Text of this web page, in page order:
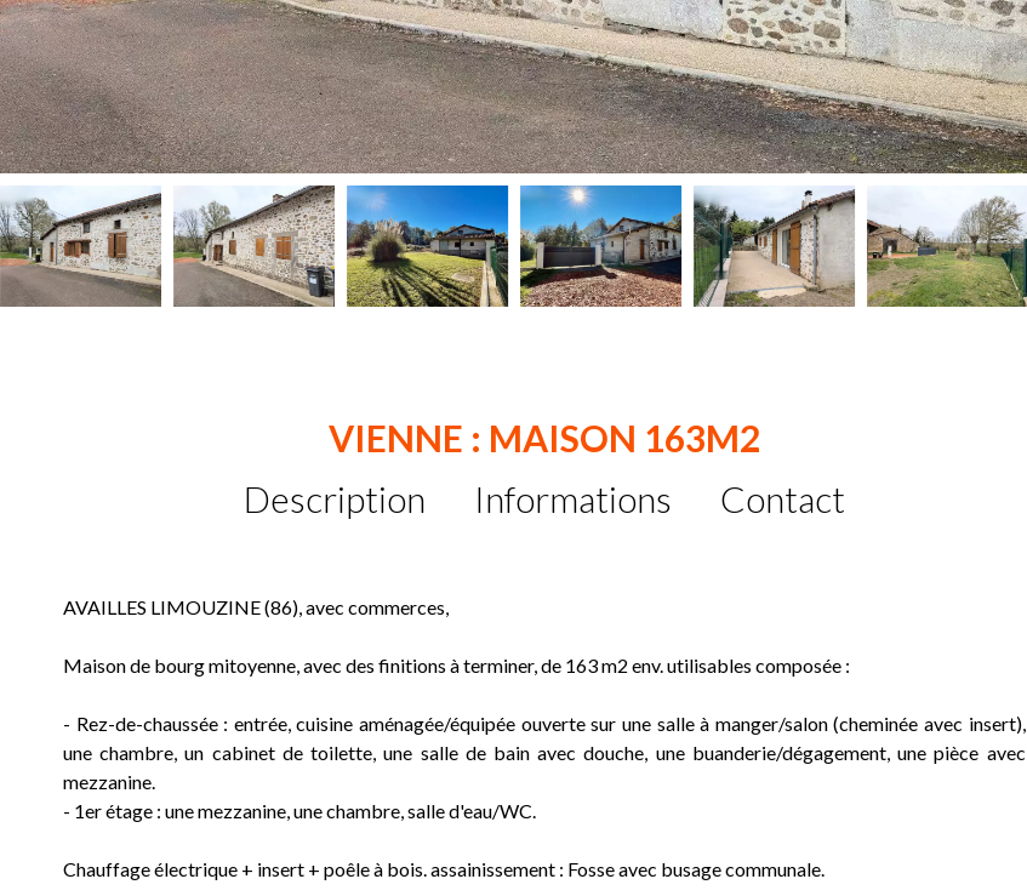
VIENNE : MAISON 163M2
Description
Informations Contact
AVAILLES LIMOUZINE (86), avec commerces,
Maison de bourg mitoyenne, avec des finitions à terminer, de 163 m2 env. utilisables composée :
- Rez-de-chaussée : entrée, cuisine aménagée/équipée ouverte sur une salle à manger/salon (cheminée avec insert),
une chambre, un cabinet de toilette, une salle de bain avec douche, une buanderie/dégagement, une pièce avec
mezzanine.
- 1er étage : une mezzanine, une chambre, salle d'eau/WC.
Chauffage électrique + insert + poêle à bois. assainissement : Fosse avec busage communale.